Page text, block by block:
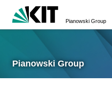
Pianowski Group
Pianowski Group